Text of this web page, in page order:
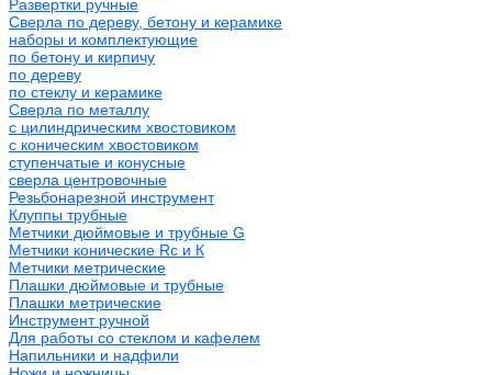
Развертки ручные
Сверла по дереву, бетону и керамике
наборы и комплектующие
по бетону и кирпичу
по дереву
по стеклу и керамике
Сверла по металлу
c цилиндрическим хвостовиком
c коническим хвостовиком
cтупенчатые и конусные
сверла центровочные
Резьбонарезной инструмент
Клуппы трубные
Метчики дюймовые и трубные G
Метчики конические Rc и К
Метчики метрические
Плашки дюймовые и трубные
Плашки метрические
Инструмент ручной
Для работы со стеклом и кафелем
Напильники и надфили